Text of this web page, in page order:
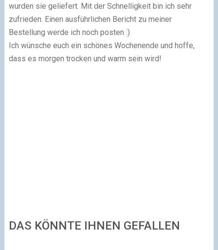
wurden sie geliefert. Mit der Schnelligkeit bin ich sehr
zufrieden. Einen ausführlichen Bericht zu meiner
Bestellung werde ich noch posten :)
Ich wünsche euch ein schönes Wochenende und hoffe,
dass es morgen trocken und warm sein wird!
DAS KÖNNTE IHNEN GEFALLEN